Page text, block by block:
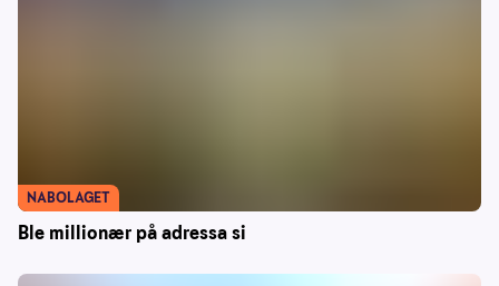
Ble millionær på adressa si
NABOLAGET